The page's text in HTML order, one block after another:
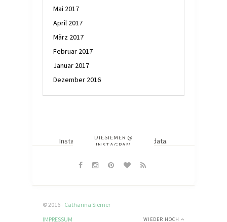
Mai 2017
April 2017
März 2017
Februar 2017
Januar 2017
Dezember 2016
DIESIEMER @
INSTAGRAM
Instagram has returned invalid data.
© 2016 - Catharina Siemer
WIEDER HOCH
IMPRESSUM